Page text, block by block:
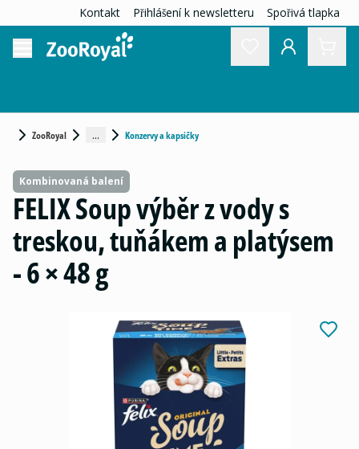
Kontakt Přihlášení k newsletteru Spořivá tlapka
ZooRoyal ... Konzervy a kapsičky
Kombinovaná balení
FELIX Soup výběr z vody s
treskou, tuňákem a platýsem
- 6 × 48 g